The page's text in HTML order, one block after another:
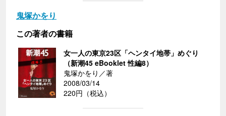
鬼塚かをり
この著者の書籍
女一人の東京23区「ヘンタイ地帯」めぐり
（新潮45 eBooklet 性編8）
鬼塚かをり／著
2008/03/14
220円（税込）